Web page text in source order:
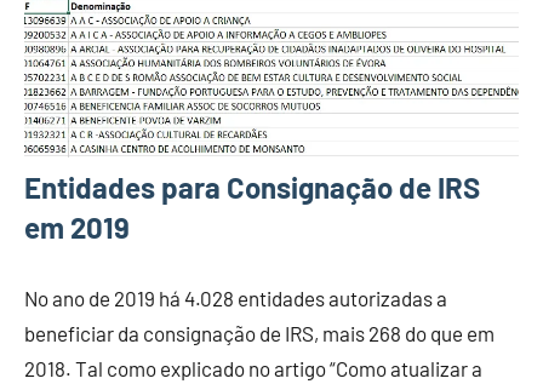
Entidades para Consignação de IRS
em 2019
No ano de 2019 há 4.028 entidades autorizadas a
beneficiar da consignação de IRS, mais 268 do que em
2018. Tal como explicado no artigo “Como atualizar a